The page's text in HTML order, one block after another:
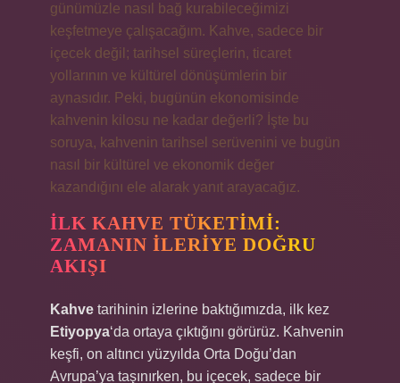
günümüzle nasıl bağ kurabileceğimizi
keşfetmeye çalışacağım. Kahve, sadece bir
içecek değil; tarihsel süreçlerin, ticaret
yollarının ve kültürel dönüşümlerin bir
aynasıdır. Peki, bugünün ekonomisinde
kahvenin kilosu ne kadar değerli? İşte bu
soruya, kahvenin tarihsel serüvenini ve bugün
nasıl bir kültürel ve ekonomik değer
kazandığını ele alarak yanıt arayacağız.
İLK KAHVE TÜKETIMI:
ZAMANIN İLERIYE DOĞRU
AKIŞI
Kahve tarihinin izlerine baktığımızda, ilk kez
Etiyopya‘da ortaya çıktığını görürüz. Kahvenin
keşfi, on altıncı yüzyılda Orta Doğu’dan
Avrupa’ya taşınırken, bu içecek, sadece bir